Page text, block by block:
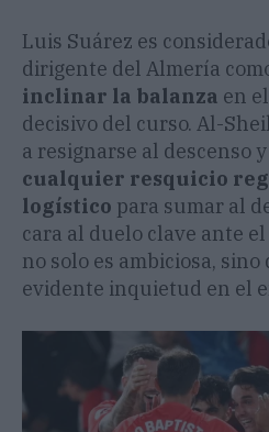
Luis Suárez es
dirigente del Almería
inclinar la balanza en
decisivo del curso. Al-
a resignarse al descenso
cualquier resquicio
logístico para sumar al
cara al duelo clave ante el
no solo es ambiciosa,
evidente inquietud en el